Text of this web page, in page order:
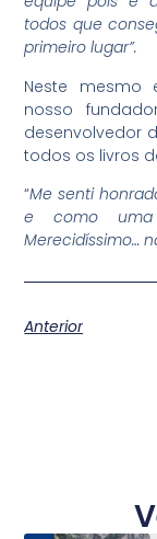
todos que
primeiro lugar”.
Neste mesmo
nosso
desenvolvedor
todos os livros
“Me senti
e como uma
Merecidíssimo…
Anterior